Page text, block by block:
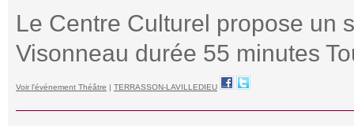
Le Centre Culturel propose un
Visonneau durée 55 minutes
Voir l'événement Théâtre | TERRASSON-LAVILLEDIEU